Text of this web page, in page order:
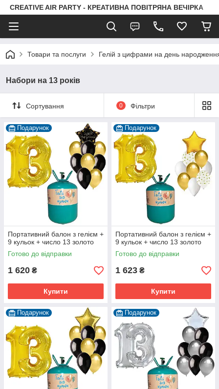
CREATIVE AIR PARTY - КРЕАТИВНА ПОВІТРЯНА ВЕЧІРКА
Товари та послуги Гелій з цифрами на день
Набори на 13 років
Сортування 0 Фільтри
Подарунок
Портативний балон з гелієм +
9 кульок + число 13 золото
Готово до відправки
1 620 ₴
Купити
Подарунок
Портативний балон з гелієм +
9 кульок + число 13 золото
Готово до відправки
1 623 ₴
Купити
Подарунок Подарунок